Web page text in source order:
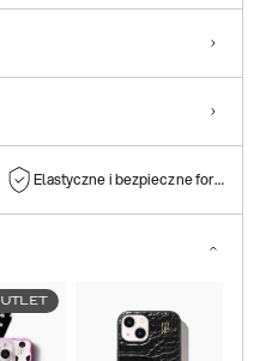
Elastyczne i bezpieczne formy